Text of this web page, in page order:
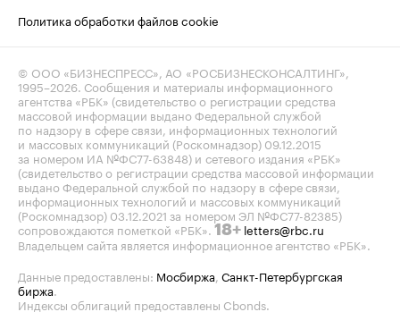
Политика обработки файлов cookie
© ООО «БИЗНЕСПРЕСС», АО «РОСБИЗНЕСКОНСАЛТИНГ»,
1995–2026 . Сообщения и материалы информационного
агентства «РБК» (свидетельство о регистрации средства
массовой информации выдано Федеральной службой
по надзору в сфере связи, информационных технологий
и массовых коммуникаций (Роскомнадзор) 09.12.2015
за номером ИА №ФС77-63848) и сетевого издания «РБК»
(свидетельство о регистрации средства массовой информации
выдано Федеральной службой по надзору в сфере связи,
информационных технологий и массовых коммуникаций
(Роскомнадзор) 03.12.2021 за номером ЭЛ №ФС77-82385)
сопровождаются пометкой «РБК». 18+ letters@rbc.ru
Владельцем сайта является информационное агентство «РБК».
Данные предоставлены: Мосбиржа Санкт-Петербургская
биржа
Индексы облигаций предоставлены Cbonds.